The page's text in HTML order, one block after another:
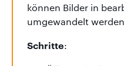
können Bilder in
umgewandelt
Schritte: